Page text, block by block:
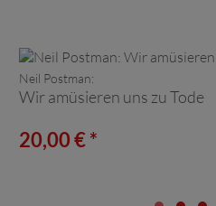
Neil Postman:
Wir amüsieren uns zu Tode
20,00 € *